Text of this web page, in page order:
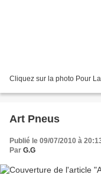
Cliquez sur la photo Pour
Art Pneus
Publié le 09/07/2010 à
Par G.G